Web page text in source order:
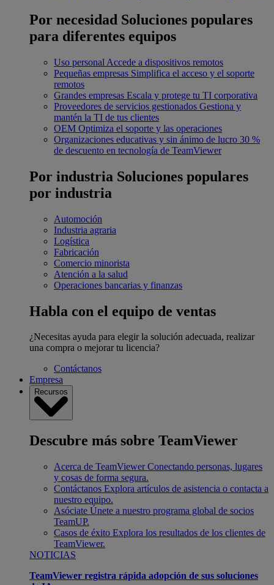
Por necesidad Soluciones populares
para diferentes equipos
Uso personal Accede a dispositivos remotos
Pequeñas empresas Simplifica el acceso y el soporte
remotos
Grandes empresas Escala y protege tu TI corporativa
Proveedores de servicios gestionados Gestiona y
mantén la TI de tus clientes
OEM Optimiza el soporte y las operaciones
Organizaciones educativas y sin ánimo de lucro 30 %
de descuento en tecnología de TeamViewer
Por industria Soluciones populares
por industria
Automoción
Industria agraria
Logística
Fabricación
Comercio minorista
Atención a la salud
Operaciones bancarias y finanzas
Habla con el equipo de ventas
¿Necesitas ayuda para elegir la solución adecuada, realizar
una compra o mejorar tu licencia?
Contáctanos
Empresa
Recursos
Descubre más sobre TeamViewer
Acerca de TeamViewer Conectando personas, lugares
y cosas de forma segura.
Contáctanos Explora artículos de asistencia o contacta a
nuestro equipo.
Asóciate Únete a nuestro programa global de socios
TeamUP.
Casos de éxito Explora los resultados de los clientes de
TeamViewer.
NOTICIAS
TeamViewer registra rápida adopción de sus soluciones